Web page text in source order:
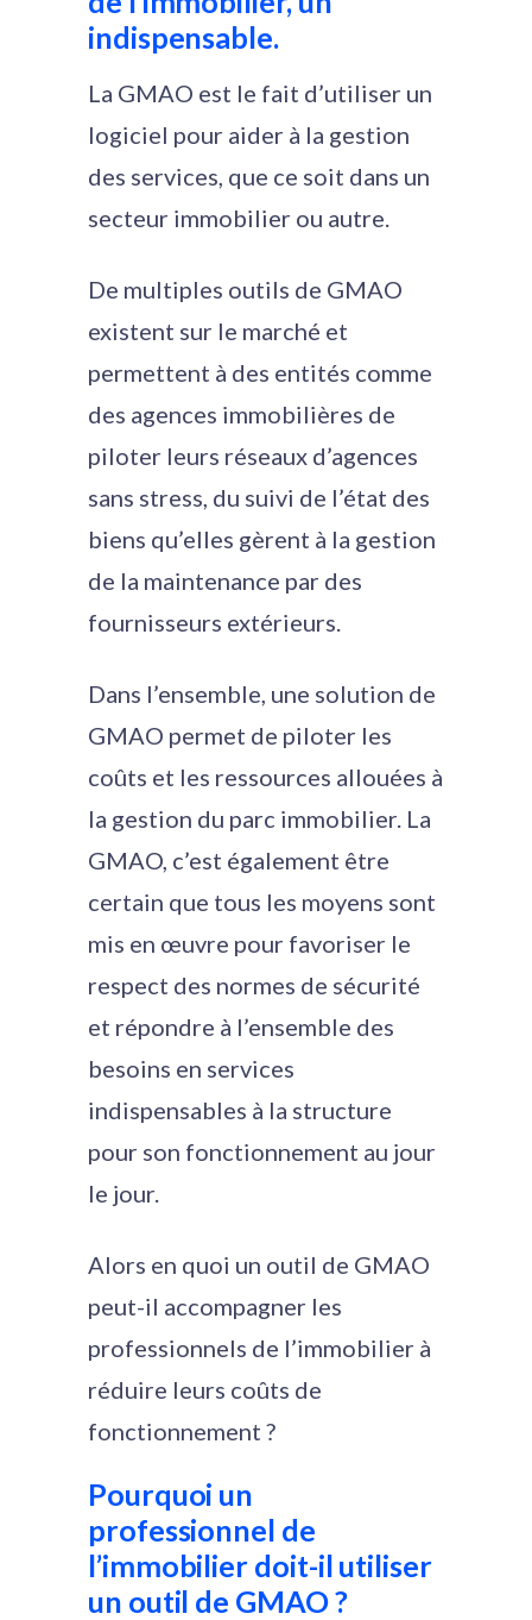
indispensable.
La GMAO est le fait d’utiliser un
logiciel pour aider à la gestion
des services, que ce soit dans un
secteur immobilier ou autre.
De multiples outils de GMAO
existent sur le marché et
permettent à des entités comme
des agences immobilières de
piloter leurs réseaux d’agences
sans stress, du suivi de l’état des
biens qu’elles gèrent à la gestion
de la maintenance par des
fournisseurs extérieurs.
Dans l’ensemble, une solution de
GMAO permet de piloter les
coûts et les ressources allouées à
la gestion du parc immobilier. La
GMAO, c’est également être
certain que tous les moyens sont
mis en œuvre pour favoriser le
respect des normes de sécurité
et répondre à l’ensemble des
besoins en services
indispensables à la structure
pour son fonctionnement au jour
le jour.
Alors en quoi un outil de GMAO
peut-il accompagner les
professionnels de l’immobilier à
réduire leurs coûts de
fonctionnement ?
Pourquoi un
professionnel de
l’immobilier doit-il utiliser
un outil de GMAO ?